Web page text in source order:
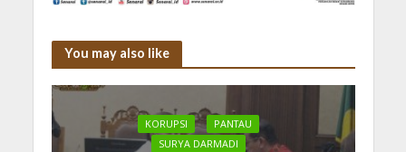
You may also like
KORUPSI
PANTAU
SURYA DARMADI